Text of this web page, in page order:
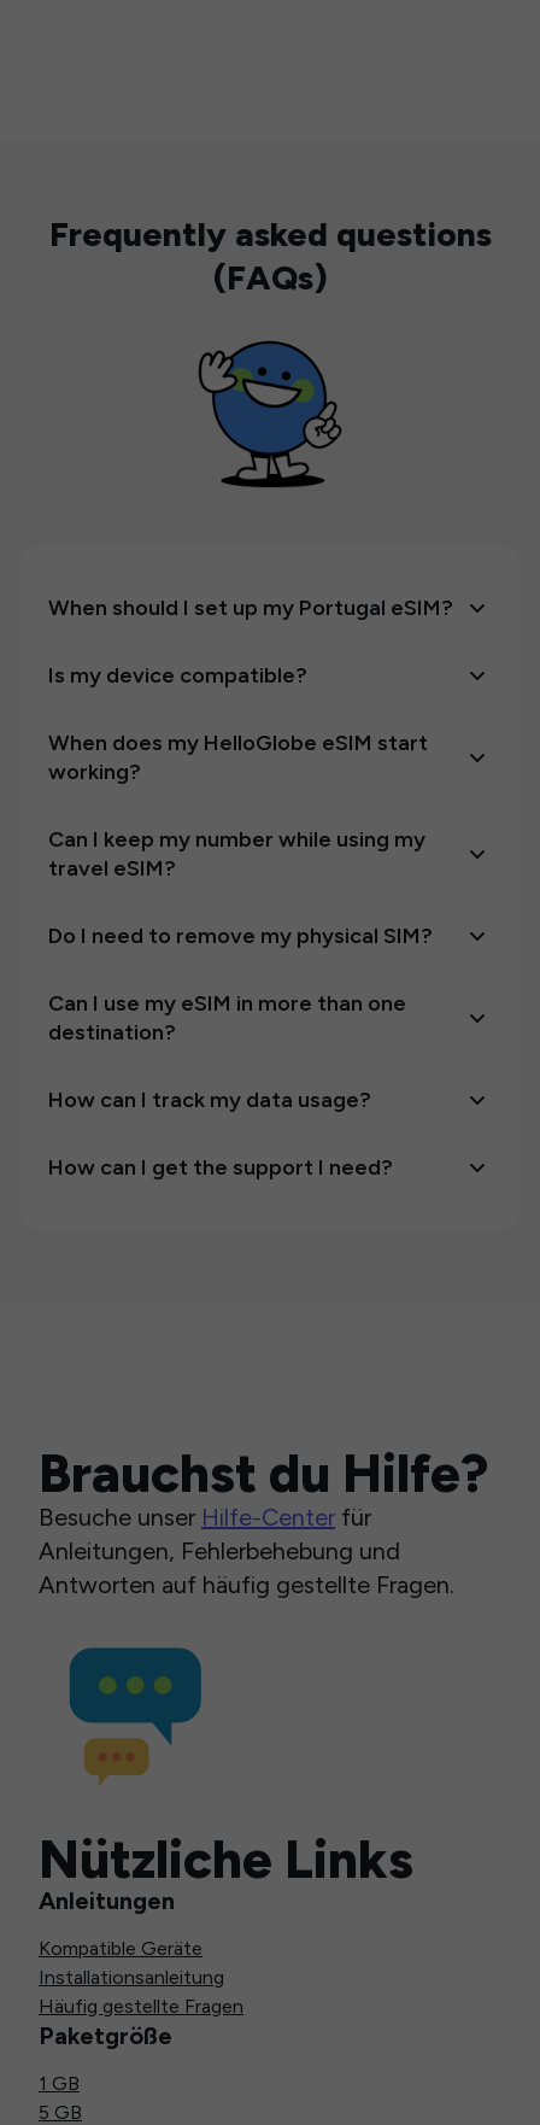
Frequently asked questions
(FAQs)
When should I set up my Portugal eSIM?
Is my device compatible?
When does my HelloGlobe eSIM start
working?
Can I keep my number while using my
travel eSIM?
Do I need to remove my physical SIM?
Can I use my eSIM in more than one
destination?
How can I track my data usage?
How can I get the support I need?
Brauchst du Hilfe?
Besuche unser Hilfe-Center für
Anleitungen, Fehlerbehebung und
Antworten auf häufig gestellte Fragen.
Nützliche Links
Anleitungen
Kompatible Geräte
Installationsanleitung
Häufig gestellte Fragen
Paketgröße
1 GB
5 GB